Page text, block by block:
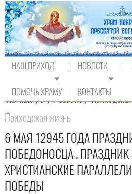
НАШ ПРИХОД НОВОСТИ
ПОМОЧЬ ХРАМУ КОНТАКТЫ
На главную / Новости /
Приходская жизнь
6 МАЯ 12945 ГОДА
ПОБЕДОНОСЦА .
ХРИСТИАНСКИЕ
ПОБЕДЫ